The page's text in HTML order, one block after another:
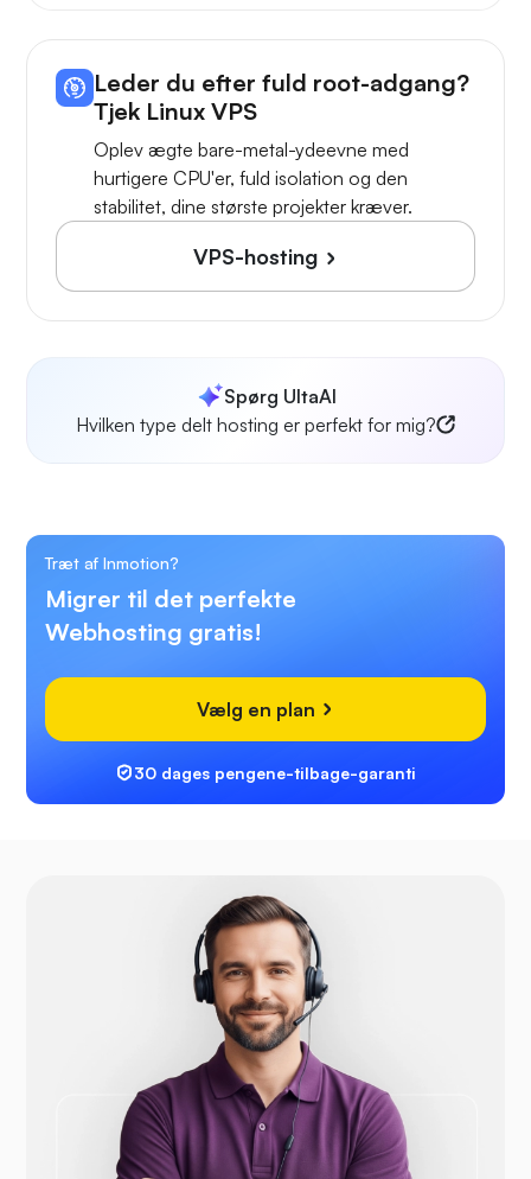
Leder du efter fuld root-adgang?
Tjek Linux VPS
Oplev ægte bare-metal-ydeevne med
hurtigere CPU'er, fuld isolation og den
stabilitet, dine største projekter kræver.
VPS-hosting
Spørg UltaAI
Hvilken type delt hosting er perfekt for mig?
Træt af Inmotion?
Migrer til det perfekte
Webhosting gratis!
Vælg en plan
30 dages pengene-tilbage-garanti